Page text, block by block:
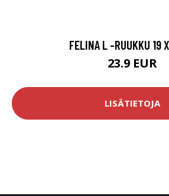
FELINA L -RUUKKU 19
23.9 EUR
LISÄTIETOJA